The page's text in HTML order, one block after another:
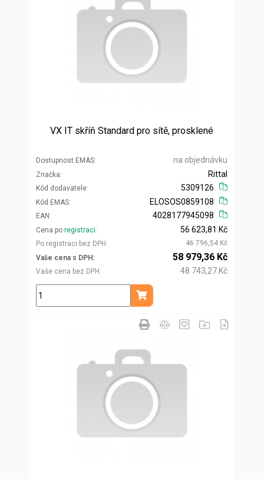
VX IT skříň Standard pro sítě, prosklené
Dostupnost EMAS na objednávku
Značka
Kód dodavatele
Rittal
5309126
Kód EMAS
EAN
ELOSOS0859108
4028177945098
Cena po registraci
Po registraci bez DPH
56 623,81 Kč
46 796,54 Kč
Vaše cena s DPH
Vaše cena bez DPH
58 979,36 Kč
48 743,27 Kč
ks
Přidat do košíku